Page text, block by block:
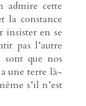
admire cette
la constance
insister en se
pas l’autre
que nos
une terre là-
s’il n’est